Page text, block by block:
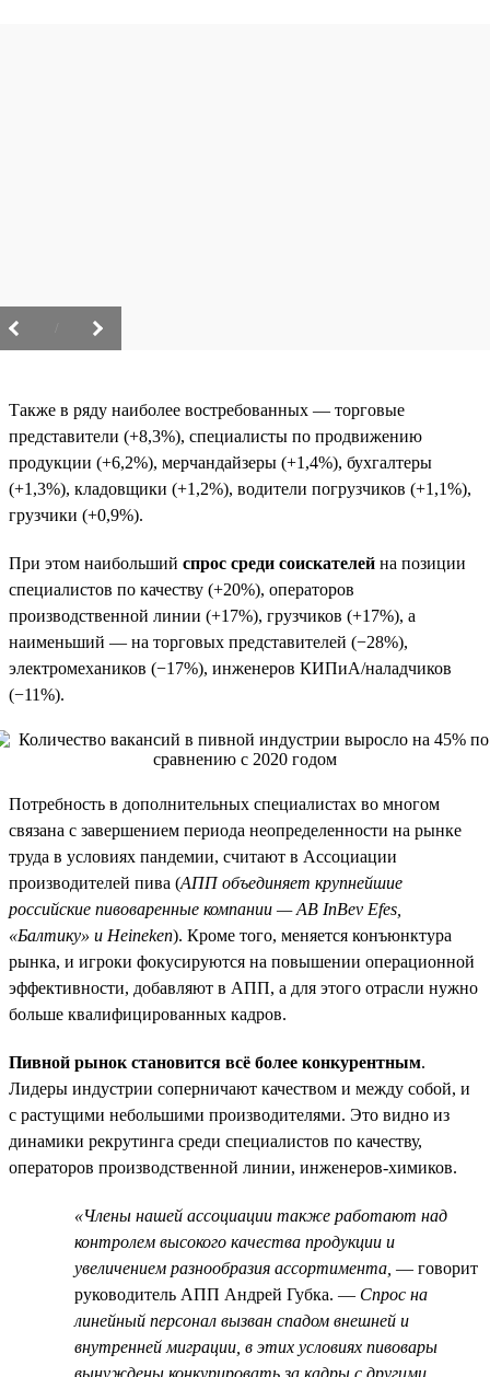
Также в ряду наиболее востребованных — торговые
представители (+8,3%), специалисты по продвижению
продукции (+6,2%), мерчандайзеры (+1,4%), бухгалтеры
(+1,3%), кладовщики (+1,2%), водители погрузчиков (+1,1%),
грузчики (+0,9%).
При этом наибольший спрос среди соискателей на позиции
специалистов по качеству (+20%), операторов
производственной линии (+17%), грузчиков (+17%), а
наименьший — на торговых представителей (−28%),
электромехаников (−17%), инженеров КИПиА/наладчиков
(−11%).
Потребность в дополнительных специалистах во многом
связана с завершением периода неопределенности на рынке
труда в условиях пандемии, считают в Ассоциации
производителей пива (АПП объединяет крупнейшие
российские пивоваренные компании — AB InBev Efes,
«Балтику» и Heineken). Кроме того, меняется конъюнктура
рынка, и игроки фокусируются на повышении операционной
эффективности, добавляют в АПП, а для этого отрасли нужно
больше квалифицированных кадров.
Пивной рынок становится всё более конкурентным.
Лидеры индустрии соперничают качеством и между собой, и
с растущими небольшими производителями. Это видно из
динамики рекрутинга среди специалистов по качеству,
операторов производственной линии, инженеров-химиков.
«Члены нашей ассоциации также работают над
контролем высокого качества продукции и
увеличением разнообразия ассортимента, — говорит
руководитель АПП Андрей Губка. — Спрос на
линейный персонал вызван спадом внешней и
внутренней миграции, в этих условиях пивовары
вынуждены конкурировать за кадры с другими